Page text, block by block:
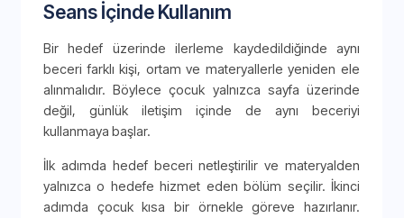
Seans İçinde Kullanım
Bir hedef üzerinde ilerleme kaydedildiğinde aynı
beceri farklı kişi, ortam ve materyallerle yeniden ele
alınmalıdır. Böylece çocuk yalnızca sayfa üzerinde
değil, günlük iletişim içinde de aynı beceriyi
kullanmaya başlar.
İlk adımda hedef beceri netleştirilir ve materyalden
yalnızca o hedefe hizmet eden bölüm seçilir. İkinci
adımda çocuk kısa bir örnekle göreve hazırlanır.